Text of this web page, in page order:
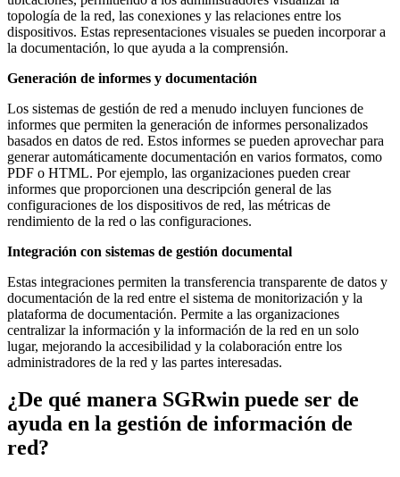
topología de la red, las conexiones y las relaciones entre los
dispositivos. Estas representaciones visuales se pueden incorporar a
la documentación, lo que ayuda a la comprensión.
Generación de informes y documentación
Los sistemas de gestión de red a menudo incluyen funciones de
informes que permiten la generación de informes personalizados
basados en datos de red. Estos informes se pueden aprovechar para
generar automáticamente documentación en varios formatos, como
PDF o HTML. Por ejemplo, las organizaciones pueden crear
informes que proporcionen una descripción general de las
configuraciones de los dispositivos de red, las métricas de
rendimiento de la red o las configuraciones.
Integración con sistemas de gestión documental
Estas integraciones permiten la transferencia transparente de datos y
documentación de la red entre el sistema de monitorización y la
plataforma de documentación. Permite a las organizaciones
centralizar la información y la información de la red en un solo
lugar, mejorando la accesibilidad y la colaboración entre los
administradores de la red y las partes interesadas.
¿De qué manera SGRwin puede ser de
ayuda en la gestión de información de
red?